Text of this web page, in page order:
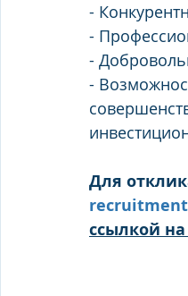
-
-
-
-
Для
ссылкой на